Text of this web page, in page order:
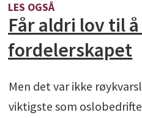
LES OGSÅ
Får aldri lov til
fordelerskapet
Men det var ikke
viktigste som